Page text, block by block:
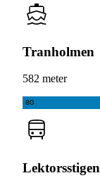
Tranholmen
582 meter
80
Lektorsstigen